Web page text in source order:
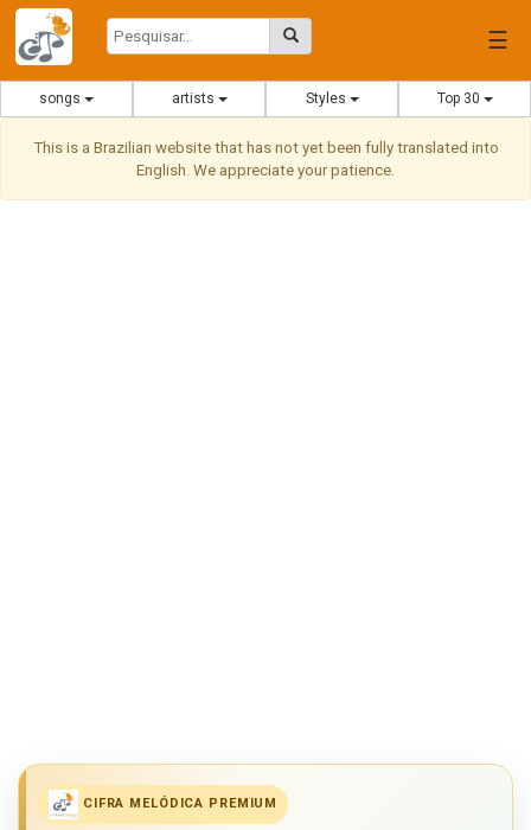
☰
songs artists Styles Top 30
This is a Brazilian website that has not yet been fully translated into
English. We appreciate your patience.
CIFRA MELÓDICA PREMIUM